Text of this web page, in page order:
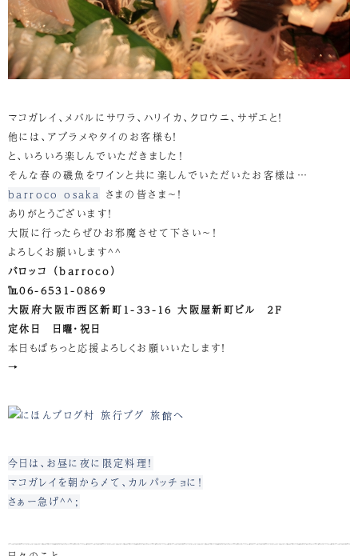
マコガレイ、メバルにサワラ、ハリイカ、クロウニ、サザエと！
他には、アブラメやタイのお客様も！
と、いろいろ楽しんでいただきました！
そんな春の磯魚をワインと共に楽しんでいただいたお客様は…
barroco osaka さまの皆さま～！
ありがとうございます！
大阪に行ったらぜひお邪魔させて下さい～！
よろしくお願いします^^
バロッコ （barroco）
℡06-6531-0869
大阪府大阪市西区新町1-33-16 大阪屋新町ビル ２Ｆ
定休日 日曜・祝日
本日もぽちっと応援よろしくお願いいたします！
→
今日は、お昼に夜に限定料理！
マコガレイを朝から〆て、カルパッチョに！
さぁー急げ^^;